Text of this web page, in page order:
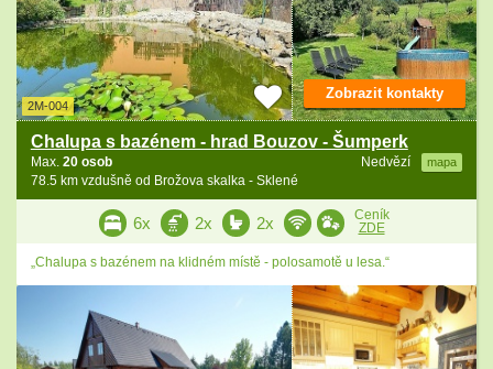
2M-004
Chalupa s bazénem - hrad Bouzov - Šumperk
Nedvězí mapa
Max. 20 osob
78.5 km vzdušně od Brožova skalka - Sklené
Zobrazit kontakty
6x 2x 2x
Ceník
ZDE
„Chalupa s bazénem na klidném místě - polosamotě u lesa.“